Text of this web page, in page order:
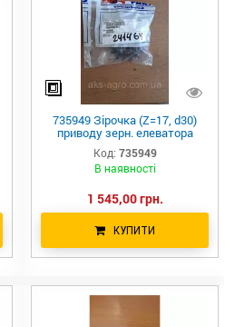
735949 Зірочка (Z=17, d30)
приводу зерн. елеватора
Lex420/440/460/480/580 AGRI
PARTS
Код: 735949
В наявності
1 545,00 грн.
КУПИТИ